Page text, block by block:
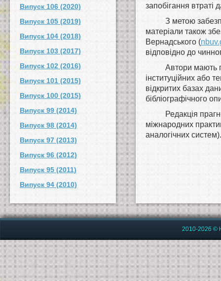
Випуск 106 (2020)
Випуск 105 (2019)
Випуск 104 (2018)
Випуск 103 (2017)
Випуск 102 (2016)
Випуск 101 (2015)
Випуск 100 (2015)
Випуск 99 (2014)
Випуск 98 (2014)
Випуск 97 (2013)
Випуск 96 (2012)
Випуск 95 (2011)
Випуск 94 (2010)
запобігання втраті
З метою
матеріали також
Вернадського (
відповідно до
Автори мають
інституційних або
відкритих базах
бібліографічного
Редакція
міжнародних
аналогічних систем).
2010-2026 ©